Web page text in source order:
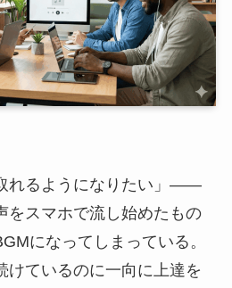
れるようになりたい」――
をスマホで流し始めたもの
になってしまっている。
けているのに一向に上達を